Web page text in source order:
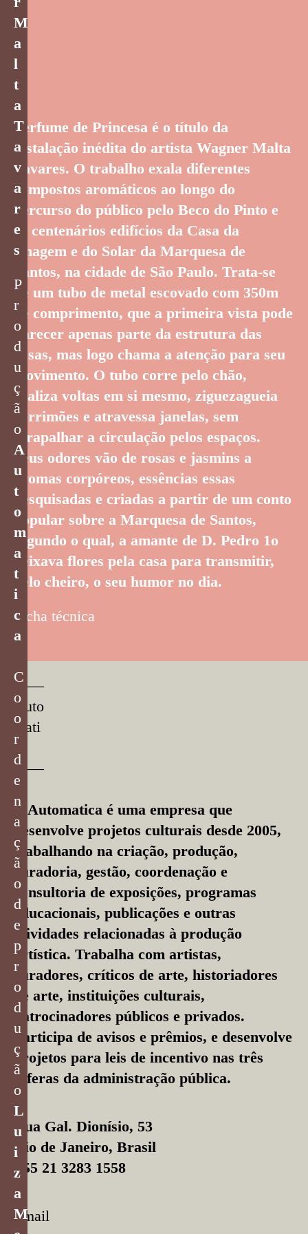
M
a
l
t
a
T
a
v
a
r
e
s
P
r
o
d
u
ç
ã
o
A
u
t
o
m
a
t
i
c
a
C
o
o
r
d
e
n
a
ç
ã
o
d
e
p
r
o
d
u
ç
ã
o
L
u
i
z
a
M
Perfume de Princesa é o título da
instalação inédita do artista Wagner Malta
Tavares. O trabalho exala diferentes
compostos aromáticos ao longo do
percurso do público pelo Beco do Pinto e
os centenários edifícios da Casa da
Imagem e do Solar da Marquesa de
Santos, na cidade de São Paulo. Trata-se
de um tubo de metal escovado com 350m
de comprimento, que a primeira vista pode
parecer apenas parte da estrutura das
casas, mas logo chama a atenção para seu
movimento. O tubo corre pelo chão,
realiza voltas em si mesmo, ziguezagueia
corrimões e atravessa janelas, sem
atrapalhar a circulação pelos espaços.
Seus odores vão de rosas e jasmins a
aromas corpóreos, essências essas
pesquisadas e criadas a partir de um conto
popular sobre a Marquesa de Santos,
segundo o qual, a amante de D. Pedro 1o
deixava flores pela casa para transmitir,
pelo cheiro, o seu humor no dia.
Ficha técnica
––––
Auto
mati
ca
––––
A Automatica é uma empresa que
desenvolve projetos culturais desde 2005,
trabalhando na criação, produção,
curadoria, gestão, coordenação e
consultoria de exposições, programas
educacionais, publicações e outras
atividades relacionadas à produção
artística. Trabalha com artistas,
curadores, críticos de arte, historiadores
de arte, instituições culturais,
patrocinadores públicos e privados.
Participa de avisos e prêmios, e desenvolve
projetos para leis de incentivo nas três
esferas da administração pública.
Rua Gal. Dionísio, 53
Rio de Janeiro, Brasil
+55 21 3283 1558
Email